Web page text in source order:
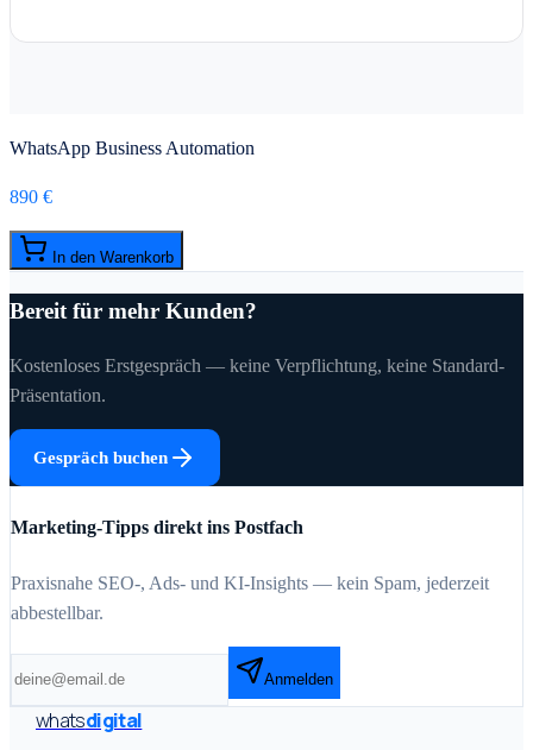
WhatsApp Business Automation
890 €
In den Warenkorb
Bereit für mehr Kunden?
Kostenloses Erstgespräch — keine Verpflichtung, keine Standard-
Präsentation.
Gespräch buchen
Marketing-Tipps direkt ins Postfach
Praxisnahe SEO-, Ads- und KI-Insights — kein Spam, jederzeit
abbestellbar.
Anmelden
whatsdigital